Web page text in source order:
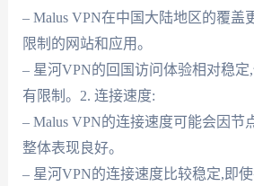
– Malus VPN在中国大陆地区的覆盖
限制的网站和应用。
– 星河VPN的回国访问体验相对稳
有限制。2. 连接速度:
– Malus VPN的连接速度可能会因节
整体表现良好。
– 星河VPN的连接速度比较稳定,即